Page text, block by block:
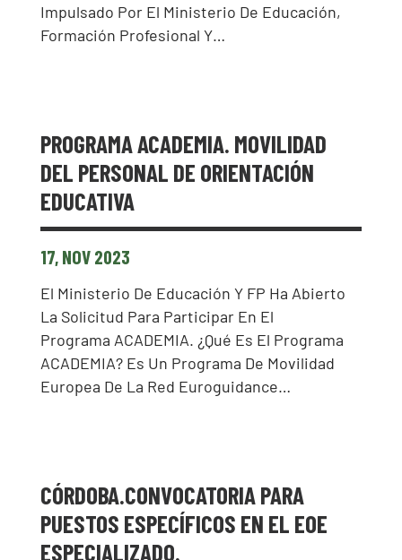
Impulsado Por El Ministerio De Educación,
Formación Profesional Y…
PROGRAMA ACADEMIA. MOVILIDAD
DEL PERSONAL DE ORIENTACIÓN
EDUCATIVA
17, NOV 2023
El Ministerio De Educación Y FP Ha Abierto
La Solicitud Para Participar En El
Programa ACADEMIA. ¿Qué Es El Programa
ACADEMIA? Es Un Programa De Movilidad
Europea De La Red Euroguidance…
CÓRDOBA.CONVOCATORIA PARA
PUESTOS ESPECÍFICOS EN EL EOE
ESPECIALIZADO.